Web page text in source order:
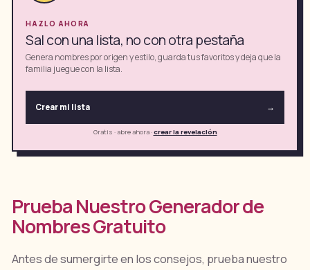
HAZLO AHORA
Sal con una lista, no con otra pestaña
Genera nombres por origen y estilo, guarda tus favoritos y deja que la
familia juegue con la lista.
Crear mi lista →
Gratis · abre ahora·crear la revelación
Prueba Nuestro Generador de
Nombres Gratuito
Antes de sumergirte en los consejos, prueba nuestro